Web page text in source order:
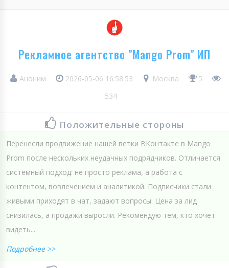
Рекламное агентство "Mango Prom" ИП
Аноним 2026-05-06 16:58:53 Москва
5
534
Положительные стороны
Перенесли продвижение нашей ветки ВКонтакте в Mango
Prom после нескольких неудачных подрядчиков. Отличается
системный подход: не просто реклама, а работа с
контентом, вовлечением и аналитикой. Подписчики стали
живыми приходят в чат, задают вопросы. Цена за лид
снизилась, а продажи выросли. Рекомендую тем, кто хочет
видеть...
Подробнее >>